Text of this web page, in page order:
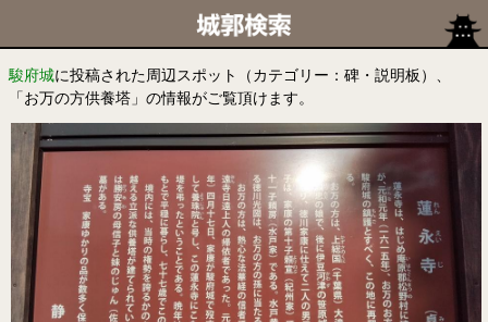
駿府城に投稿された周辺スポット（カテゴリー：碑・説明板）、
「お万の方供養塔」の情報がご覧頂けます。